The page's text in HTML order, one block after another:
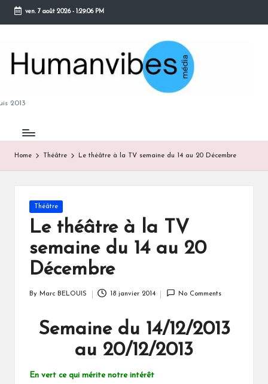
Skip
content
ven. 7 août 2026- 1:29:07 PM
2013
Home Théâtre Le théâtre à la TV semaine du 14 au 20 Décembre
Posted
in
Théâtre
Le théâtre à la TV
semaine du 14 au 20
Décembre
By Marc BELOUIS 18 janvier 2014 No Comments
Semaine du 14/12/2013
au 20/12/2013
En vert ce qui mérite notre intérêt